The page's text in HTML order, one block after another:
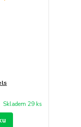
Skladem 29 ks